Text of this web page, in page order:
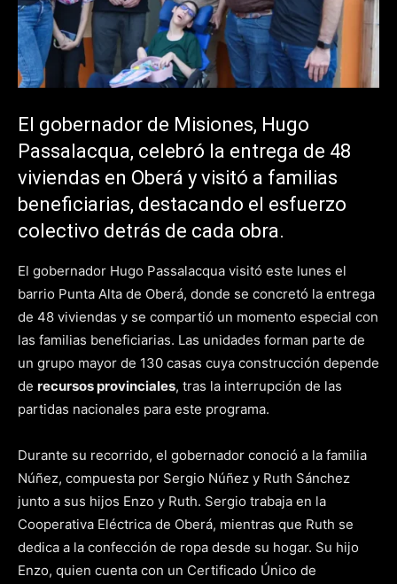
El gobernador de Misiones, Hugo
Passalacqua, celebró la entrega de 48
viviendas en Oberá y visitó a familias
beneficiarias, destacando el esfuerzo
colectivo detrás de cada obra.
El gobernador Hugo Passalacqua visitó este lunes el
barrio Punta Alta de Oberá, donde se concretó la entrega
de 48 viviendas y se compartió un momento especial con
las familias beneficiarias. Las unidades forman parte de
un grupo mayor de 130 casas cuya construcción depende
de recursos provinciales, tras la interrupción de las
partidas nacionales para este programa.
Durante su recorrido, el gobernador conoció a la familia
Núñez, compuesta por Sergio Núñez y Ruth Sánchez
junto a sus hijos Enzo y Ruth. Sergio trabaja en la
Cooperativa Eléctrica de Oberá, mientras que Ruth se
dedica a la confección de ropa desde su hogar. Su hijo
Enzo, quien cuenta con un Certificado Único de